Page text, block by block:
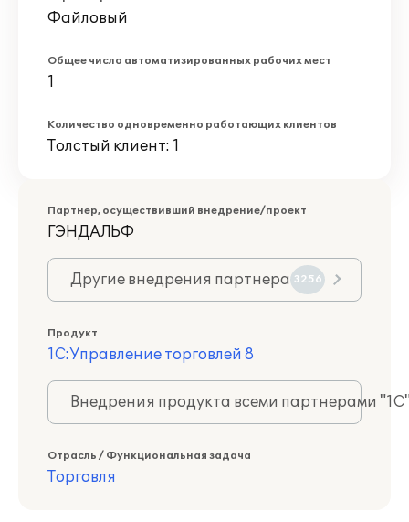
Файловый
Общее число автоматизированных рабочих мест
1
Количество одновременно работающих клиентов
Толстый клиент: 1
Партнер, осуществивший внедрение/проект
ГЭНДАЛЬФ
Другие внедрения партнера 3256
Продукт
1С:Управление торговлей 8
Внедрения продукта всеми партнерами
Отрасль / Функциональная задача
Торговля